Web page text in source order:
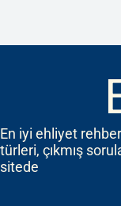
En iyi ehliyet
türleri, çıkmış
sitede